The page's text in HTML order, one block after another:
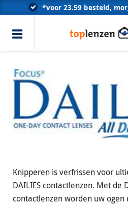
*voor 23.59 besteld,
Erkend door alle
Knipperen is verfrissen voor
DAILIES contactlenzen. Met de
contactlenzen worden uw ogen